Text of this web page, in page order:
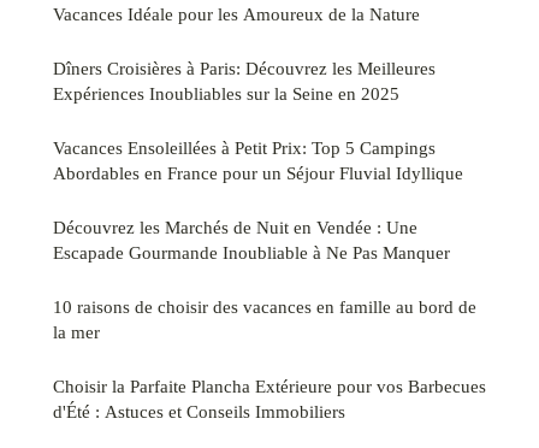
Vacances Idéale pour les Amoureux de la Nature
Dîners Croisières à Paris: Découvrez les Meilleures
Expériences Inoubliables sur la Seine en 2025
Vacances Ensoleillées à Petit Prix: Top 5 Campings
Abordables en France pour un Séjour Fluvial Idyllique
Découvrez les Marchés de Nuit en Vendée : Une
Escapade Gourmande Inoubliable à Ne Pas Manquer
10 raisons de choisir des vacances en famille au bord de
la mer
Choisir la Parfaite Plancha Extérieure pour vos Barbecues
d'Été : Astuces et Conseils Immobiliers